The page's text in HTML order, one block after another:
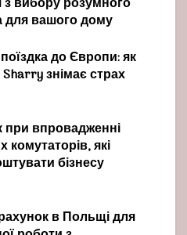
для вашого дому
до Європи: як
знімає страх
при впровадженні
комутаторів, які
бізнесу
в Польщі для